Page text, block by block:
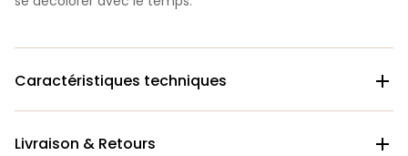
Caractéristiques techniques 
Livraison & Retours 